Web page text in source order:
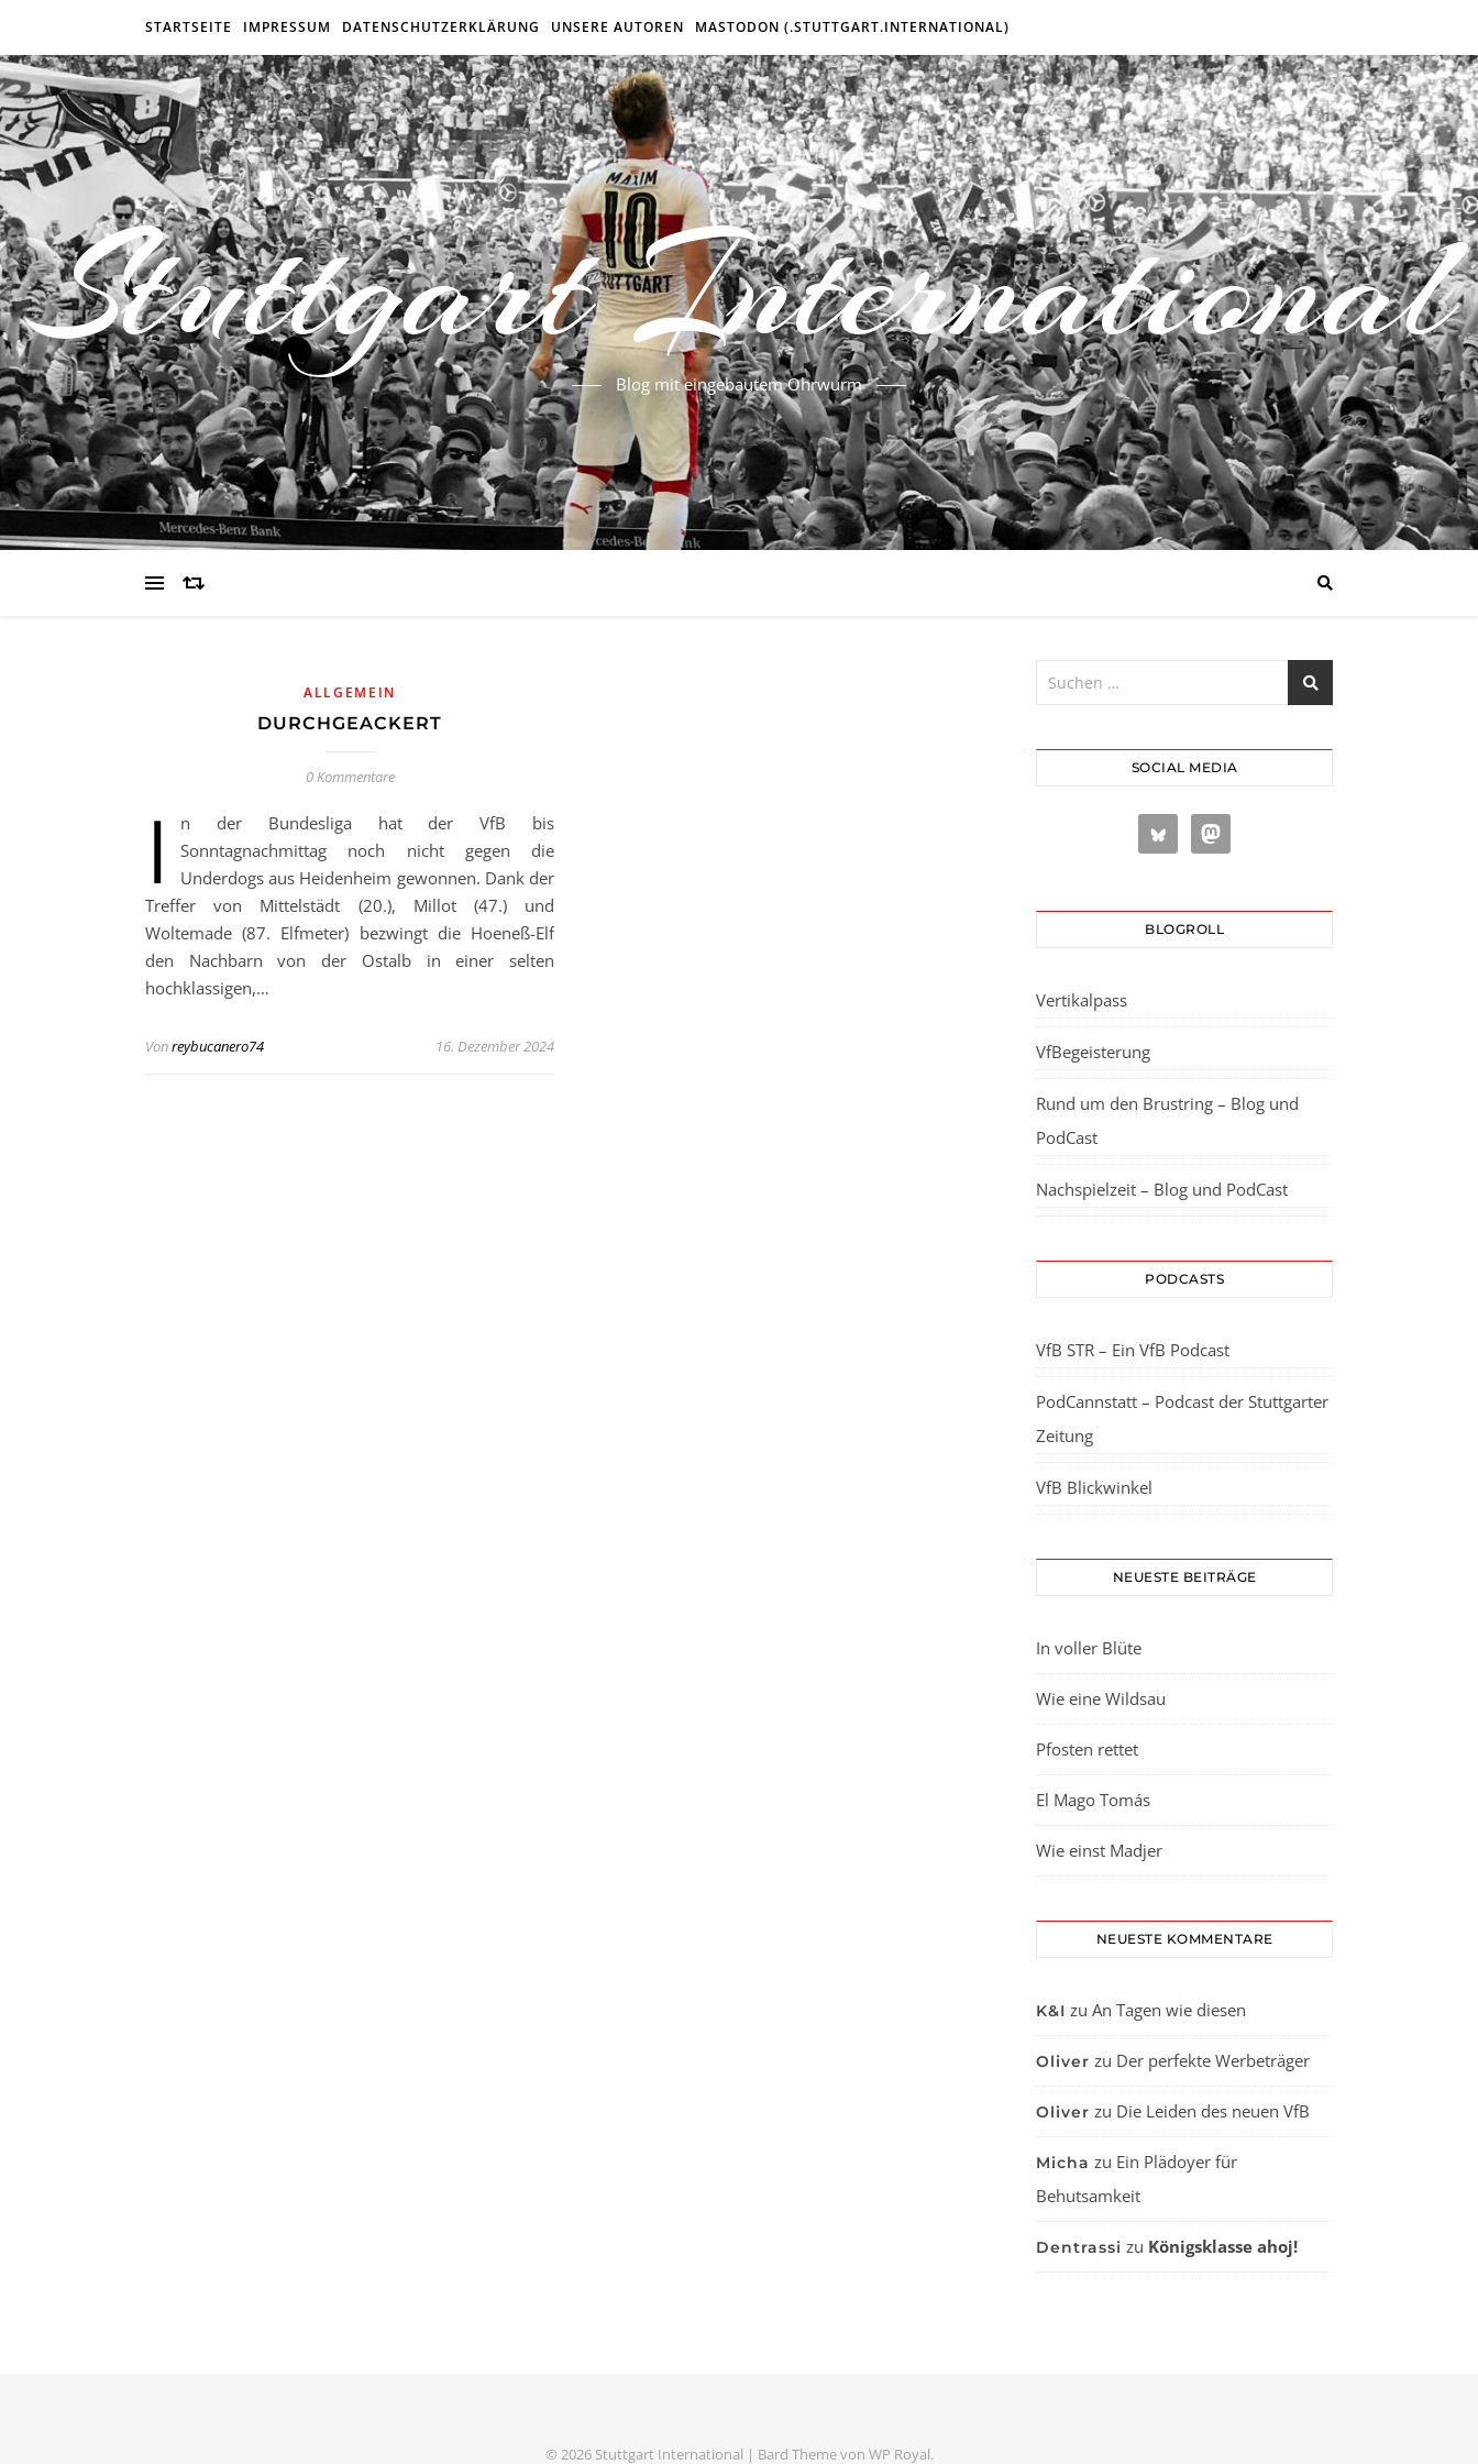
STARTSEITE IMPRESSUM DATENSCHUTZERKLÄRUNG UNSERE AUTOREN MASTODON (.STUTTGART.INTERNATIONAL)
Stuttgart International
Blog mit eingebautem Ohrwurm
ALLGEMEIN
DURCHGEACKERT
0 Kommentare
I
n der Bundesliga hat der VfB bis
Sonntagnachmittag noch nicht gegen die
Underdogs aus Heidenheim gewonnen. Dank der
Treffer von Mittelstädt (20.), Millot (47.) und
Woltemade (87. Elfmeter) bezwingt die Hoeneß-Elf
den Nachbarn von der Ostalb in einer selten
hochklassigen,…
Vonreybucanero74 16. Dezember 2024
SOCIAL MEDIA
BLOGROLL
Vertikalpass
VfBegeisterung
Rund um den Brustring – Blog und
PodCast
Nachspielzeit – Blog und PodCast
PODCASTS
VfB STR – Ein VfB Podcast
PodCannstatt – Podcast der Stuttgarter
Zeitung
VfB Blickwinkel
NEUESTE BEITRÄGE
In voller Blüte
Wie eine Wildsau
Pfosten rettet
El Mago Tomás
Wie einst Madjer
NEUESTE KOMMENTARE
K&I zu An Tagen wie diesen
Oliver zu Der perfekte Werbeträger
Oliver zu Die Leiden des neuen VfB
Micha zu Ein Plädoyer für
Behutsamkeit
Dentrassi zu Königsklasse ahoj!
© 2026 Stuttgart International | Bard Theme von WP Royal.